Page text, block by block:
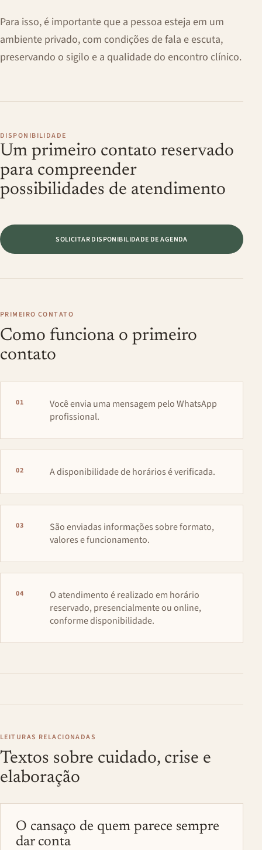
Para isso, é importante que a pessoa esteja em um
ambiente privado, com condições de fala e escuta,
preservando o sigilo e a qualidade do encontro clínico.
DISPONIBILIDADE
Um primeiro contato reservado
para compreender
possibilidades de atendimento
SOLICITAR DISPONIBILIDADE DE AGENDA
PRIMEIRO CONTATO
Como funciona o primeiro
contato
01
Você envia uma mensagem pelo WhatsApp
profissional.
02 A disponibilidade de horários é verificada.
03
São enviadas informações sobre formato,
valores e funcionamento.
04
O atendimento é realizado em horário
reservado, presencialmente ou online,
conforme disponibilidade.
LEITURAS RELACIONADAS
Textos sobre cuidado, crise e
elaboração
O cansaço de quem parece sempre
dar conta